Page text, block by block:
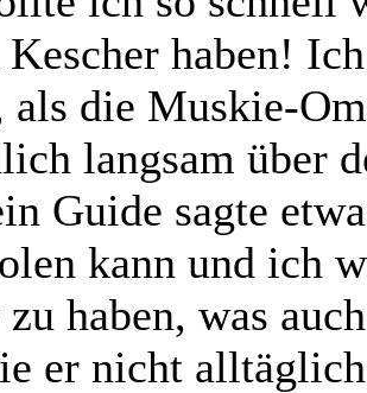
haben!
als die Muskie-
langsam über
Guide sagte
kann und ich
haben, was
er nicht